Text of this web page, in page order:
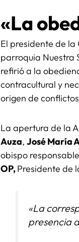
«La
El presidente de
parroquia Nuestra
refirió a la
contracultural y
origen de
La apertura de la
Auza, José María
obispo
OP,Presidente de
«La
presencia